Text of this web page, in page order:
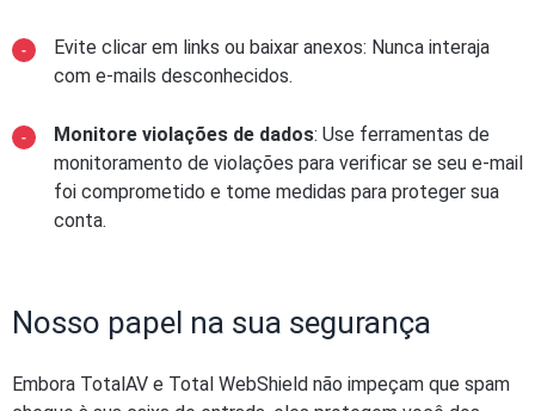
Evite clicar em links ou baixar anexos: Nunca interaja
com e-mails desconhecidos.
Monitore violações de dados: Use ferramentas de
monitoramento de violações para verificar se seu e-mail
foi comprometido e tome medidas para proteger sua
conta.
Nosso papel na sua segurança
Embora TotalAV e Total WebShield não impeçam que spam